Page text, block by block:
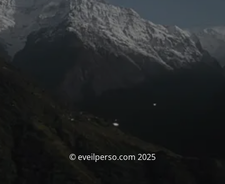
© eveilperso.com 2025